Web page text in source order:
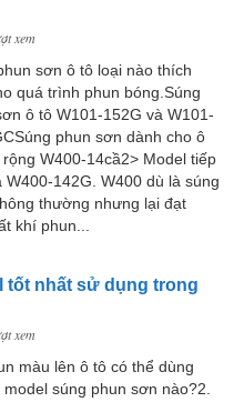
xem
sơn ô tô loại nào thích
quá trình phun bóng.Súng
ô tô W101-152G và W101-
phun sơn dành cho ô
W400-14cầ2> Model tiếp
W400-142G. W400 dù là súng
thường nhưng lại đạt
khí phun...
tốt nhất sử dụng trong
xem
màu lên ô tô có thể dùng
model súng phun sơn nào?2.